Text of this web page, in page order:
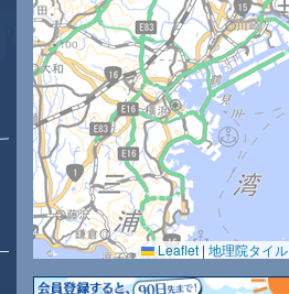
29 30 30 30
Leaflet | 地理院タイル